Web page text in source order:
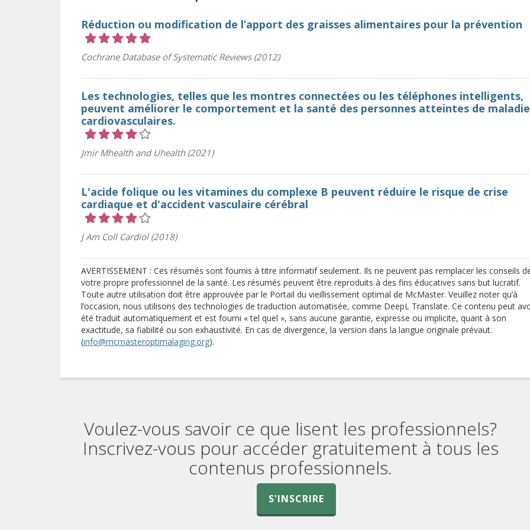
Réduction ou modification de l’apport des graisses alimentaires pour la prévention
Cochrane Database of Systematic Reviews (2012)
Les technologies, telles que les montres connectées ou les téléphones intelligents,
peuvent améliorer le comportement et la santé des personnes atteintes de
cardiovasculaires.
Jmir Mhealth and Uhealth (2021)
L'acide folique ou les vitamines du complexe B peuvent réduire le risque de crise
cardiaque et d'accident vasculaire cérébral
J Am Coll Cardiol (2018)
AVERTISSEMENT : Ces résumés sont fournis à titre informatif seulement. Ils ne peuvent pas remplacer les conseils
votre propre professionnel de la santé. Les résumés peuvent être reproduits à des fins éducatives sans but lucratif.
Toute autre utilisation doit être approuvée par le Portail du vieillissement optimal de McMaster. Veuillez noter qu’à
l’occasion, nous utilisons des technologies de traduction automatisée, comme DeepL Translate. Ce contenu peut
été traduit automatiquement et est fourni « tel quel », sans aucune garantie, expresse ou implicite, quant à son
exactitude, sa fiabilité ou son exhaustivité. En cas de divergence, la version dans la langue originale prévaut.
(info@mcmasteroptimalaging.org).
Voulez-vous savoir ce que lisent les professionnels?
Inscrivez-vous pour accéder gratuitement à tous les
contenus professionnels.
S'INSCRIRE